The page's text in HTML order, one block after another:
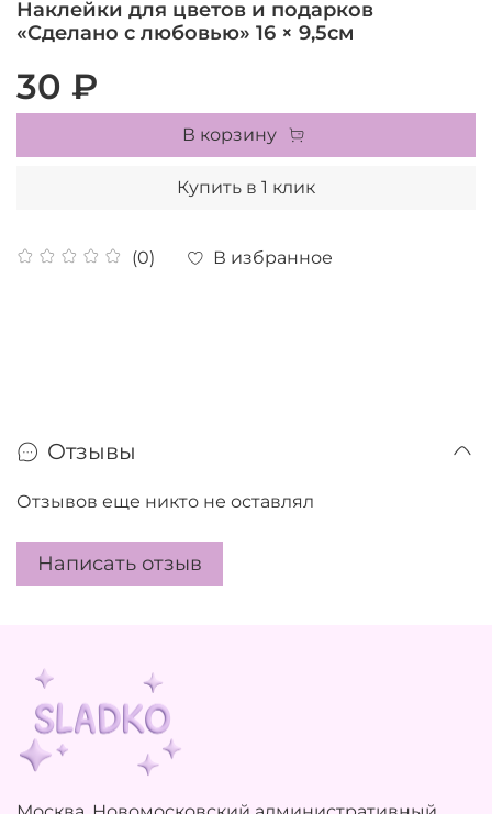
Наклейки для цветов и подарков
«Сделано с любовью» 16 × 9,5см
(0) В избранное
30 ₽
В корзину
Купить в 1 клик
Отзывы
Отзывов еще никто не оставлял
Написать отзыв